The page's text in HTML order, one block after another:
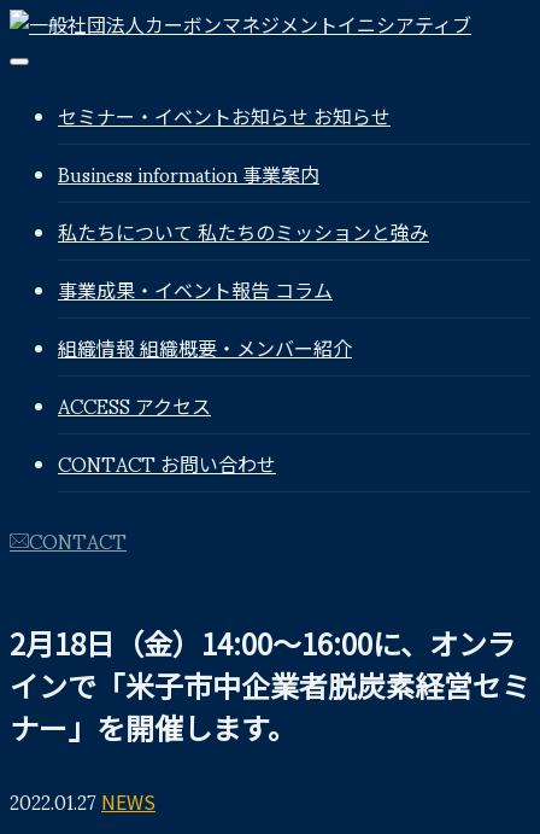
セミナー・イベントお知らせお知らせ
Business information事業案内
私たちについて私たちのミッションと強み
事業成果・イベント報告コラム
組織情報組織概要・メンバー紹介
ACCESSアクセス
CONTACTお問い合わせ
CONTACT
2月18日（金）14:00～16:00に、オンラ
インで「米子市中企業者脱炭素経営セミ
ナー」を開催します。
2022.01.27 NEWS